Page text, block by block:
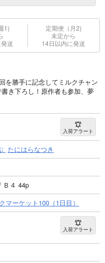
1)
送
定期便（月2)
未定から
14日以内に発送
を勝手に記念してミルクチャン
き下ろし！原作者も参加、夢
入荷アラート
たにはらなつき
Ｂ４ 44p
ーケット100（1日目）
入荷アラート